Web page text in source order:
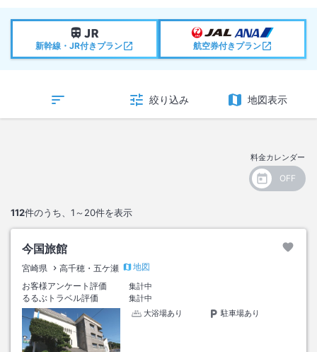
新幹線・JR付きプラン 航空券付きプラン
絞り込み 地図表示
料金カレンダー
112件のうち、 1～20件を表示
今国旅館
宮崎県 高千穂・五ケ瀬
地図
お客様アンケート評価
集計中
るるぶトラベル評価
集計中
大浴場あり
駐車場あり